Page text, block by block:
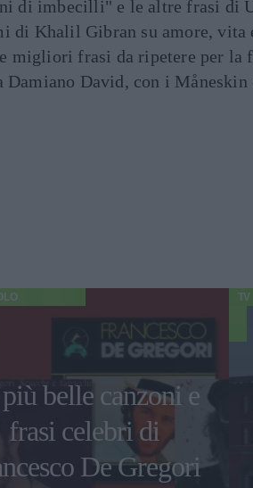
di imbecilli" e le altre frasi di
di Khalil Gibran su amore, vita
migliori frasi da ripetere per la
David, con i Måneskin
belle canzoni e
frasi celebri di
De Gregori
TV